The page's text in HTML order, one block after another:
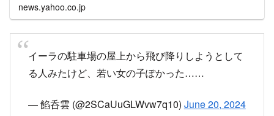
news.yahoo.co.jp
イーラの駐車場の屋上から飛び降りしようとして
る人みたけど、若い女の子ぽかった……
— 餡呑雲 (@2SCaUuGLWvw7q10) June 20, 2024